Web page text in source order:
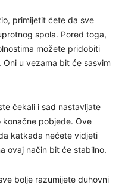
primijetit ćete da sve
spola. Pored toga,
možete pridobiti
u vezama bit će sasvim
čekali i sad nastavljate
pobjede. Ove
katkada nećete vidjeti
ovaj način bit će stabilno.
bolje razumijete duhovni